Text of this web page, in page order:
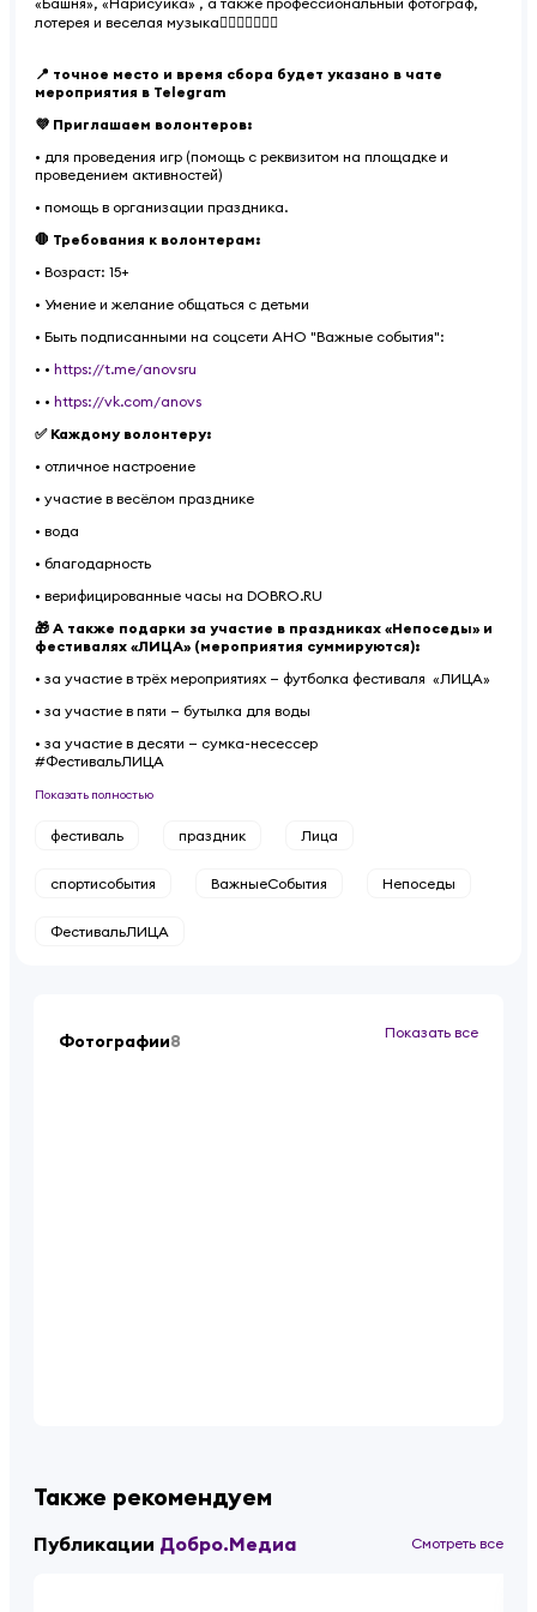
лотерея и веселая музыка⛹🏻‍♀️🤾🏼‍♀️🎳
📍 точное место и время сбора будет указано в чате
мероприятия в Telegram
💜 Приглашаем волонтеров:
• для проведения игр (помощь с реквизитом на площадке и
проведением активностей)
• помощь в организации праздника.
🛑 Требования к волонтерам:
• Возраст: 15+
• Умение и желание общаться с детьми
• Быть подписанными на соцсети АНО "Важные события":
• • https://t.me/anovsru
• • https://vk.com/anovs
✅ Каждому волонтеру:
• отличное настроение
• участие в весёлом празднике
• вода
• благодарность
• верифицированные часы на DOBRO.RU
🎁 А также подарки за участие в праздниках «Непоседы» и
фестивалях «ЛИЦА» (мероприятия суммируются):
• за участие в трёх мероприятиях — футболка фестиваля «ЛИЦА»
• за участие в пяти — бутылка для воды
• за участие в десяти — сумка-несессер
#ФестивальЛИЦА
Показать полностью
фестиваль праздник Лица
спортисобытия ВажныеСобытия Непоседы
ФестивальЛИЦА
Фотографии8 Показать все
Также рекомендуем
Публикации Добро.Медиа Смотреть все